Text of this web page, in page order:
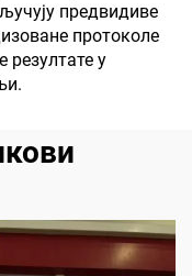
предвидиве
протоколе
резултате у